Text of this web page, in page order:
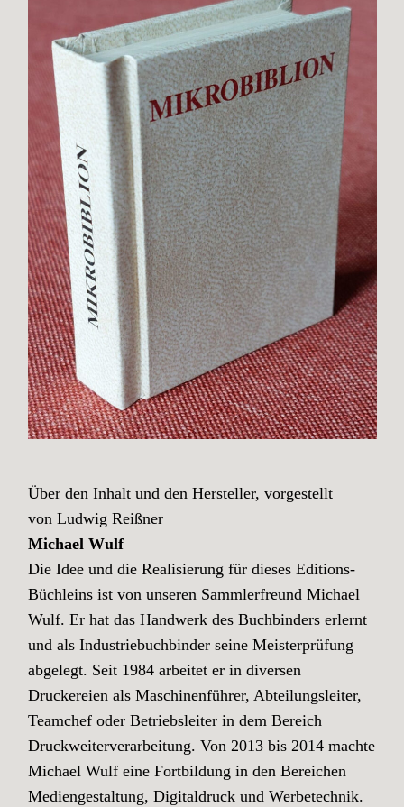
Über den Inhalt und den Hersteller, vorgestellt
von Ludwig Reißner
Michael Wulf
Die Idee und die Realisierung für dieses Editions-
Büchleins ist von unseren Sammlerfreund Michael
Wulf. Er hat das Handwerk des Buchbinders erlernt
und als Industriebuchbinder seine Meisterprüfung
abgelegt. Seit 1984 arbeitet er in diversen
Druckereien als Maschinenführer, Abteilungsleiter,
Teamchef oder Betriebsleiter in dem Bereich
Druckweiterverarbeitung. Von 2013 bis 2014 machte
Michael Wulf eine Fortbildung in den Bereichen
Mediengestaltung, Digitaldruck und Werbetechnik.